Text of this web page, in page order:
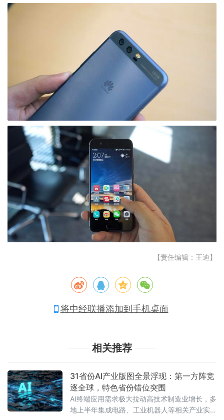
【责任编辑：王迪】
将中经联播添加到手机桌面
相关推荐
31省份AI产业版图全景浮现：第一方阵竞
逐全球，特色省份错位突围
AI终端应用需求极大拉动高技术制造业增长，多
地上半年集成电路、工业机器人等相关产业实